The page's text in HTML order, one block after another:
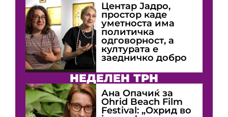
Центар Јадро,
простор каде
уметноста има
политичка
одговорност, а
културата е
заедничко добро
НЕДЕЛЕН ТРН
Ана Опачиќ за
Оhrid Beach Film
Festival: „Охрид во